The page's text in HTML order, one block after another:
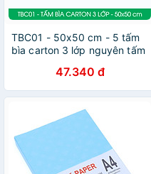
TBC01 - 50x50 cm - 5 tấm
bìa carton 3 lớp nguyên tấm
47.340 đ